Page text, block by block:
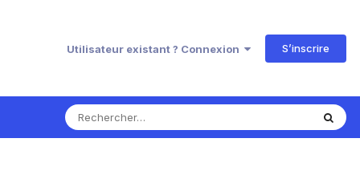
Utilisateur existant ? Connexion S’inscrire